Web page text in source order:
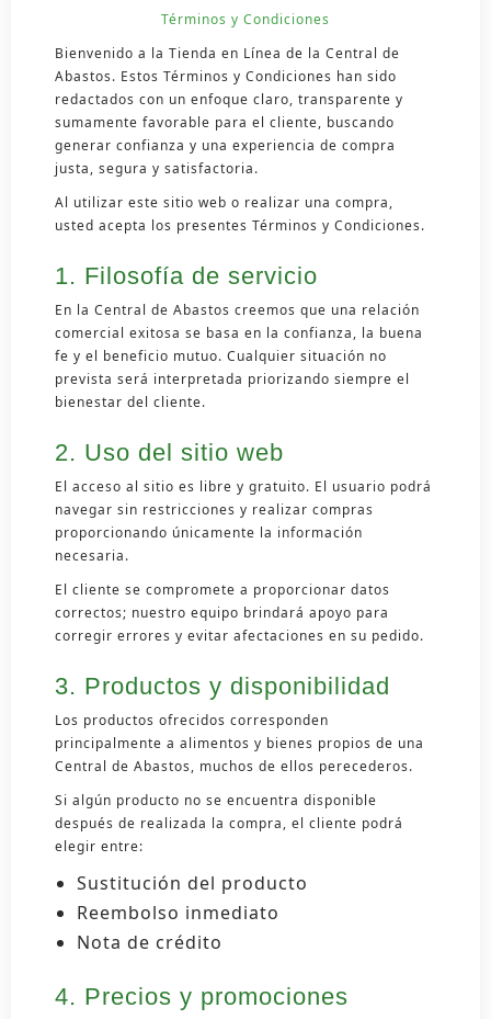
Términos y Condiciones
Bienvenido a la Tienda en Línea de la Central de
Abastos. Estos Términos y Condiciones han sido
redactados con un enfoque claro, transparente y
sumamente favorable para el cliente, buscando
generar confianza y una experiencia de compra
justa, segura y satisfactoria.
Al utilizar este sitio web o realizar una compra,
usted acepta los presentes Términos y Condiciones.
1. Filosofía de servicio
En la Central de Abastos creemos que una relación
comercial exitosa se basa en la confianza, la buena
fe y el beneficio mutuo. Cualquier situación no
prevista será interpretada priorizando siempre el
bienestar del cliente.
2. Uso del sitio web
El acceso al sitio es libre y gratuito. El usuario podrá
navegar sin restricciones y realizar compras
proporcionando únicamente la información
necesaria.
El cliente se compromete a proporcionar datos
correctos; nuestro equipo brindará apoyo para
corregir errores y evitar afectaciones en su pedido.
3. Productos y disponibilidad
Los productos ofrecidos corresponden
principalmente a alimentos y bienes propios de una
Central de Abastos, muchos de ellos perecederos.
Si algún producto no se encuentra disponible
después de realizada la compra, el cliente podrá
elegir entre:
Sustitución del producto
Reembolso inmediato
Nota de crédito
4. Precios y promociones